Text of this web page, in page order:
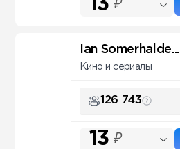
13 ₽
Ian Somerhalde...
Кино и сериалы
126 743
13 ₽